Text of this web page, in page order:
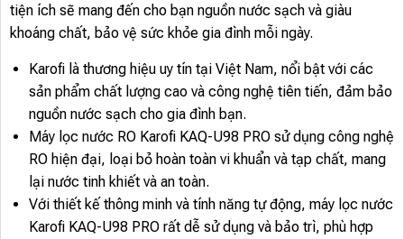
tiện ích sẽ mang đến cho bạn nguồn nước sạch và giàu
khoáng chất, bảo vệ sức khỏe gia đình mỗi ngày.
Karofi là thương hiệu uy tín tại Việt Nam, nổi bật với các
sản phẩm chất lượng cao và công nghệ tiên tiến, đảm bảo
nguồn nước sạch cho gia đình bạn.
Máy lọc nước RO Karofi KAQ-U98 PRO sử dụng công nghệ
RO hiện đại, loại bỏ hoàn toàn vi khuẩn và tạp chất, mang
lại nước tinh khiết và an toàn.
Với thiết kế thông minh và tính năng tự động, máy lọc nước
Karofi KAQ-U98 PRO rất dễ sử dụng và bảo trì, phù hợp